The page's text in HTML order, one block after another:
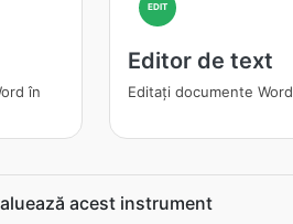
în
EDIT
Editor de text
Editați documente
acest instrument